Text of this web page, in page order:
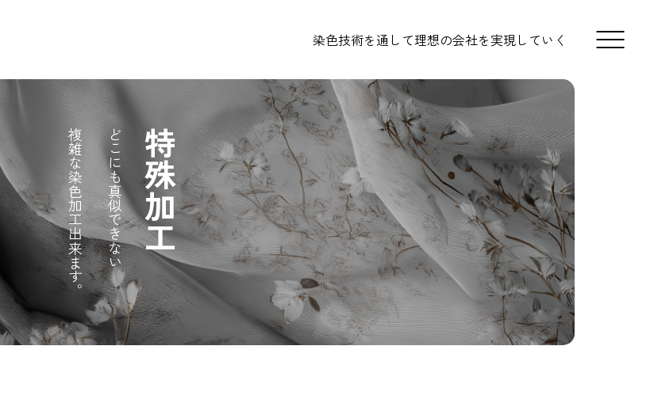
染色技術を通して理想の会社を実現していく
特殊加工
どこにも真似できない
複雑な染色加工出来ます。